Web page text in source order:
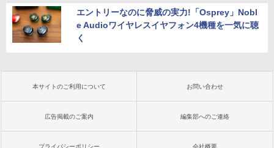
エントリーなのに脅威の実力!「Osprey」Nobl
e Audioワイヤレスイヤフォン4機種を一気に聴
く
本サイトのご利用について お問い合わせ
広告掲載のご案内 編集部へのご連絡
プライバシーポリシー 会社概要